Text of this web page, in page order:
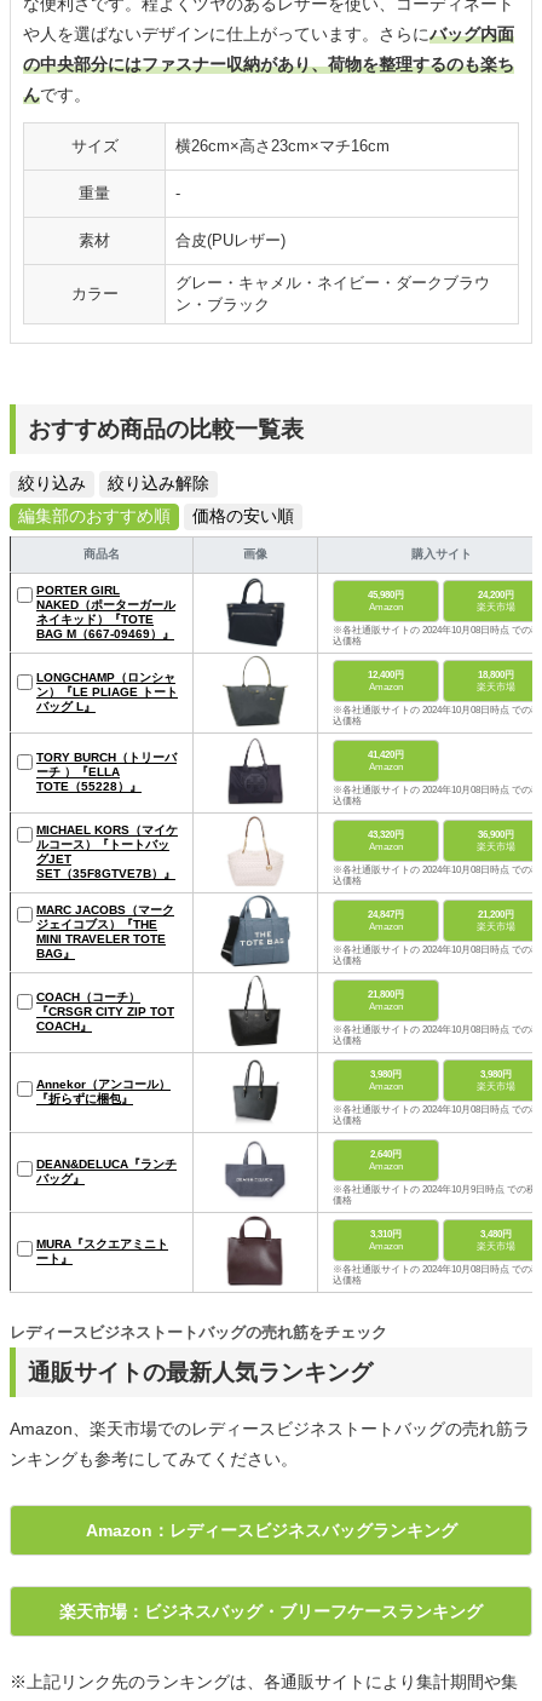
や人を選ばないデザインに仕上がっています。さらにバッグ内面
の中央部分にはファスナー収納があり、荷物を整理するのも楽ち
んです。
サイズ 横26cm×高さ23cm×マチ16cm
重量 -
素材 合皮(PUレザー)
カラー
グレー・キャメル・ネイビー・ダークブラウ
ン・ブラック
おすすめ商品の比較一覧表
絞り込み
絞り込み解除
編集部のおすすめ順
価格の安い順
商品名 画像 購入サイト
PORTER GIRL
NAKED（ポーターガール
ネイキッド）『TOTE
BAG M（667-09469）』
45,980円
Amazon
24,200円
楽天市場
※各社通販サイトの 2024年10月08日時点 での税
込価格
LONGCHAMP（ロンシャ
ン）『LE PLIAGE トート
バッグ L』
12,400円
Amazon
18,800円
楽天市場
※各社通販サイトの 2024年10月08日時点 での税
込価格
TORY BURCH（トリーバ
ーチ ）『ELLA
TOTE（55228）』
41,420円
Amazon
※各社通販サイトの 2024年10月08日時点 での税
込価格
MICHAEL KORS（マイケ
ルコース）『トートバッ
グJET
SET（35F8GTVE7B）』
43,320円
Amazon
36,900円
楽天市場
※各社通販サイトの 2024年10月08日時点 での税
込価格
MARC JACOBS（マーク
ジェイコブス）『THE
MINI TRAVELER TOTE
BAG』
24,847円
Amazon
21,200円
楽天市場
※各社通販サイトの 2024年10月08日時点 での税
込価格
COACH（コーチ）
『CRSGR CITY ZIP TOT
COACH』
21,800円
Amazon
※各社通販サイトの 2024年10月08日時点 での税
込価格
Annekor（アンコール）
『折らずに梱包』
3,980円
Amazon
3,980円
楽天市場
※各社通販サイトの 2024年10月08日時点 での税
込価格
DEAN&DELUCA『ランチ
バッグ』
2,640円
Amazon
※各社通販サイトの 2024年10月9日時点 での税
価格
MURA『スクエアミニト
ート』
3,310円
Amazon
3,480円
楽天市場
※各社通販サイトの 2024年10月08日時点 での税
込価格
通販サイトの最新人気ランキング
レディースビジネストートバッグの売れ筋をチェック
Amazon、楽天市場でのレディースビジネストートバッグの売れ筋ラ
ンキングも参考にしてみてください。
Amazon：レディースビジネスバッグランキング
楽天市場：ビジネスバッグ・ブリーフケースランキング
※上記リンク先のランキングは、各通販サイトにより集計期間や集